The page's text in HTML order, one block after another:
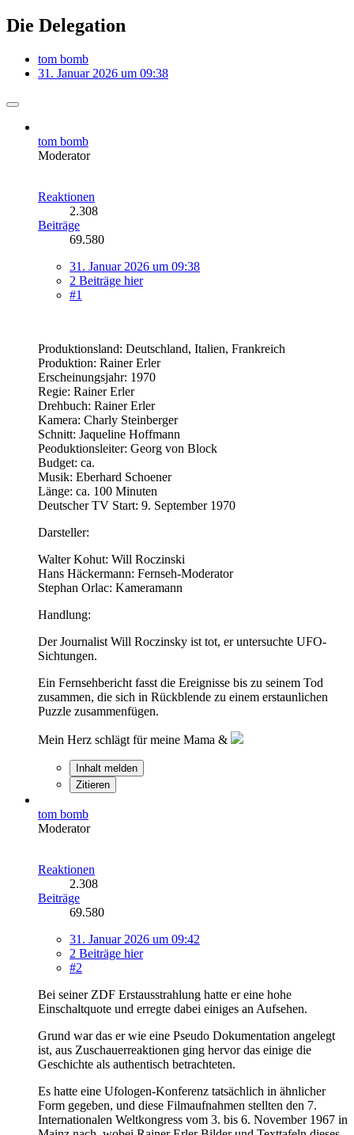
Die Delegation
tom bomb
31. Januar 2026 um 09:38
tom bomb
Moderator
Reaktionen
2.308
Beiträge
69.580
31. Januar 2026 um 09:38
2 Beiträge hier
#1
Produktionsland: Deutschland, Italien, Frankreich
Produktion: Rainer Erler
Erscheinungsjahr: 1970
Regie: Rainer Erler
Drehbuch: Rainer Erler
Kamera: Charly Steinberger
Schnitt: Jaqueline Hoffmann
Peoduktionsleiter: Georg von Block
Budget: ca.
Musik: Eberhard Schoener
Länge: ca. 100 Minuten
Deutscher TV Start: 9. September 1970
Darsteller:
Walter Kohut: Will Roczinski
Hans Häckermann: Fernseh-Moderator
Stephan Orlac: Kameramann
Handlung:
Der Journalist Will Roczinsky ist tot, er untersuchte UFO-
Sichtungen.
Ein Fernsehbericht fasst die Ereignisse bis zu seinem Tod
zusammen, die sich in Rückblende zu einem erstaunlichen
Puzzle zusammenfügen.
Mein Herz schlägt für meine Mama &
Inhalt melden
Zitieren
tom bomb
Moderator
Reaktionen
2.308
Beiträge
69.580
31. Januar 2026 um 09:42
2 Beiträge hier
#2
Bei seiner ZDF Erstausstrahlung hatte er eine hohe
Einschaltquote und erregte dabei einiges an Aufsehen.
Grund war das er wie eine Pseudo Dokumentation angelegt
ist, aus Zuschauerreaktionen ging hervor das einige die
Geschichte als authentisch betrachteten.
Es hatte eine Ufologen-Konferenz tatsächlich in ähnlicher
Form gegeben, und diese Filmaufnahmen stellten den 7.
Internationalen Weltkongress vom 3. bis 6. November 1967 in